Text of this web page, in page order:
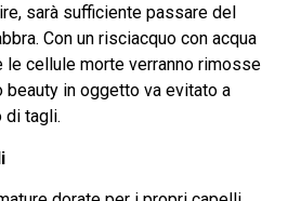
sarà sufficiente passare del
Con un risciacquo con acqua
le cellule morte verranno rimosse
in oggetto va evitato a
di tagli.